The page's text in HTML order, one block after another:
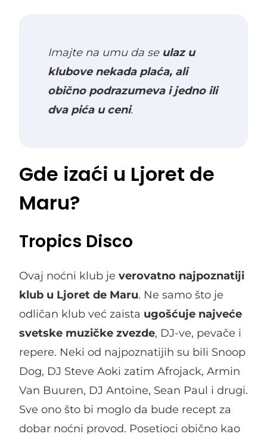
Imajte na umu da se ulaz u
klubove nekada plaća, ali
obično podrazumeva i jedno ili
dva pića u ceni.
Gde izaći u Ljoret de
Maru?
Tropics Disco
Ovaj noćni klub je verovatno najpoznatiji
klub u Ljoret de Maru. Ne samo što je
odličan klub već zaista ugošćuje najveće
svetske muzičke zvezde, DJ-ve, pevače i
repere. Neki od najpoznatijih su bili Snoop
Dog, DJ Steve Aoki zatim Afrojack, Armin
Van Buuren, DJ Antoine, Sean Paul i drugi.
Sve ono što bi moglo da bude recept za
dobar noćni provod. Posetioci obično kao